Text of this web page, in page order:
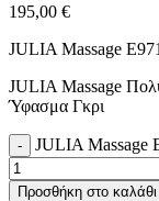
195,00 €
JULIA Massage
JULIA Massage
Ύφασμα Γκρι
JULIA Massage
Προσθήκη στο καλάθι